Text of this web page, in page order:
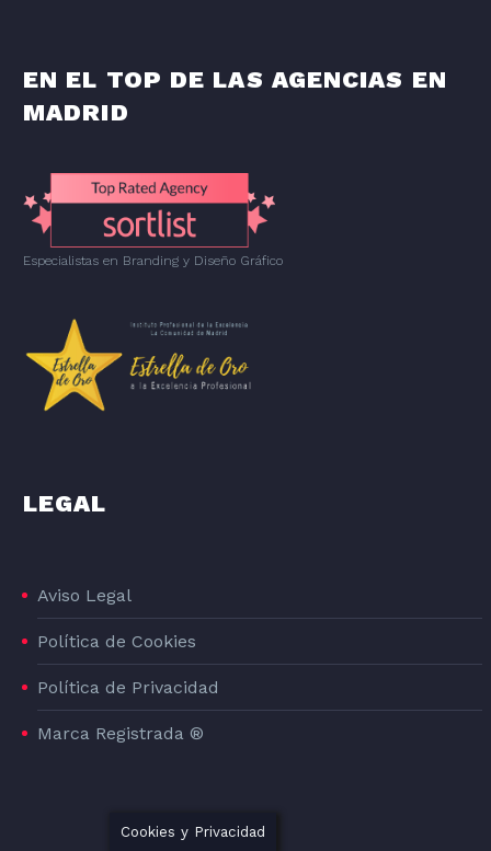
EN EL TOP DE LAS AGENCIAS EN
MADRID
Especialistas en Branding y Diseño Gráfico
LEGAL
Aviso Legal
Política de Cookies
Política de Privacidad
Marca Registrada ®
Cookies y Privacidad